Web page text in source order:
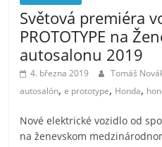
Světová premiéra
PROTOTYPE na
autosalonu 2019
4. března 2019 Tomáš
autosalón,e prototype, Honda,
Nové elektrické vozidlo od
na ženevskom